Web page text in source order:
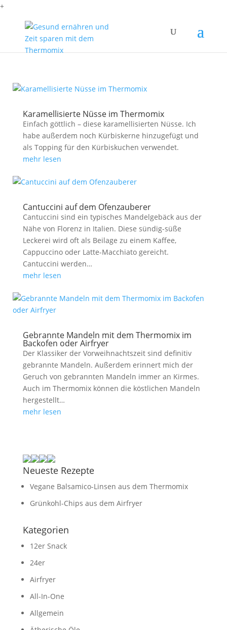
+
Karamellisierte Nüsse im Thermomix
Einfach göttlich – diese karamellisierten Nüsse. Ich
habe außerdem noch Kürbiskerne hinzugefügt und
als Topping für den Kürbiskuchen verwendet.
mehr lesen
Cantuccini auf dem Ofenzauberer
Cantuccini sind ein typisches Mandelgebäck aus der
Nähe von Florenz in Italien. Diese sündig-süße
Leckerei wird oft als Beilage zu einem Kaffee,
Cappuccino oder Latte-Macchiato gereicht.
Cantuccini werden…
mehr lesen
Gebrannte Mandeln mit dem Thermomix im
Backofen oder Airfryer
Der Klassiker der Vorweihnachtszeit sind definitiv
gebrannte Mandeln. Außerdem erinnert mich der
Geruch von gebrannten Mandeln immer an Kirmes.
Auch im Thermomix können die köstlichen Mandeln
hergestellt…
mehr lesen
Neueste Rezepte
Vegane Balsamico-Linsen aus dem Thermomix
Grünkohl-Chips aus dem Airfryer
Kategorien
12er Snack
24er
Airfryer
All-In-One
Allgemein